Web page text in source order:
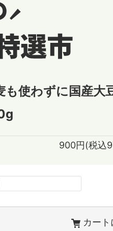
も使わずに国産大
900円(税込
カー